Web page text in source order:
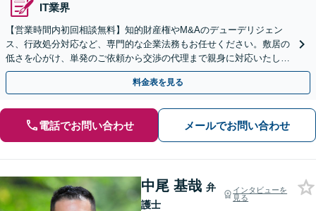
IT業界
【営業時間内初回相談無料】知的財産権やM&Aのデューデリジェン
ス、行政処分対応など、専門的な企業法務もお任せください。敷居の
低さを心がけ、単発のご依頼から交渉の代理まで親身に対応いたしま
す。問題が複雑化する前に気軽にご相談を。
料金表を見る
電話でお問い合わせ メールでお問い合わせ
中尾 基哉 弁
護士
インタビューを
見る